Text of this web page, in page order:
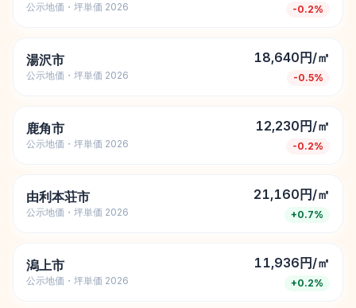
公示地価・坪単価 2026 -0.2%
湯沢市
公示地価・坪単価 2026
18,640円/㎡
-0.5%
鹿角市
公示地価・坪単価 2026
12,230円/㎡
-0.2%
由利本荘市
公示地価・坪単価 2026
21,160円/㎡
+0.7%
潟上市
公示地価・坪単価 2026
11,936円/㎡
+0.2%